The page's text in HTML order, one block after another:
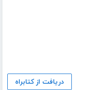
دریافت از کتابراه